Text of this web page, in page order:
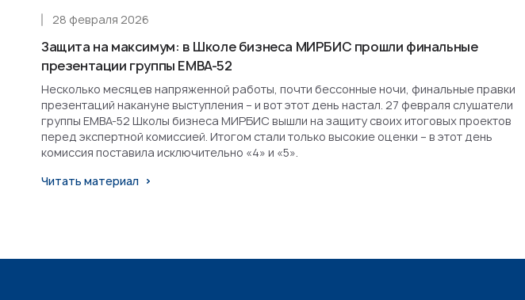
Защита на максимум: в Школе бизнеса МИРБИС прошли финальные
презентации группы EMBA-52
28 февраля 2026
Несколько месяцев напряженной работы, почти бессонные ночи, финальные правки
презентаций накануне выступления – и вот этот день настал. 27 февраля слушатели
группы EMBA-52 Школы бизнеса МИРБИС вышли на защиту своих итоговых проектов
перед экспертной комиссией. Итогом стали только высокие оценки – в этот день
комиссия поставила исключительно «4» и «5».
Читать материал